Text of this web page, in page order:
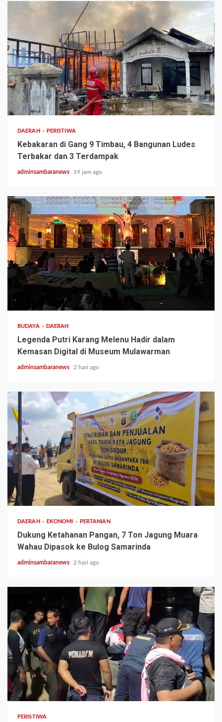
2 min read
DAERAH PERISTIWA
Kebakaran di Gang 9 Timbau, 4 Bangunan Ludes
Terbakar dan 3 Terdampak
adminsambaranews 19 jam ago
BUDAYA DAERAH
Legenda Putri Karang Melenu Hadir dalam
Kemasan Digital di Museum Mulawarman
adminsambaranews 2 hari ago
1 min read
DAERAH EKONOMI PERTANIAN
Dukung Ketahanan Pangan, 7 Ton Jagung Muara
Wahau Dipasok ke Bulog Samarinda
adminsambaranews 2 hari ago
2 min read
PERISTIWA